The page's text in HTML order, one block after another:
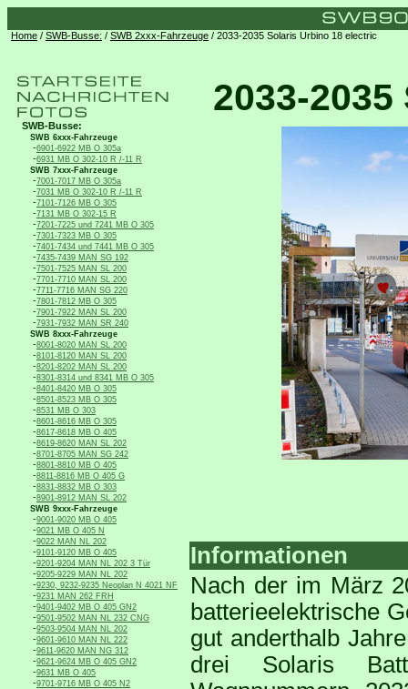
Home / SWB-Busse: / SWB 2xxx-Fahrzeuge / 2033-2035 Solaris Urbino 18 electric
SWB-Busse:
SWB 6xxx-Fahrzeuge
-6901-6922 MB O 305a
-6931 MB O 302-10 R /-11 R
SWB 7xxx-Fahrzeuge
-7001-7017 MB O 305a
-7031 MB O 302-10 R /-11 R
-7101-7126 MB O 305
-7131 MB O 302-15 R
-7201-7225 und 7241 MB O 305
-7301-7323 MB O 305
-7401-7434 und 7441 MB O 305
-7435-7439 MAN SG 192
-7501-7525 MAN SL 200
-7701-7710 MAN SL 200
-7711-7716 MAN SG 220
-7801-7812 MB O 305
-7901-7922 MAN SL 200
-7931-7932 MAN SR 240
SWB 8xxx-Fahrzeuge
-8001-8020 MAN SL 200
-8101-8120 MAN SL 200
-8201-8202 MAN SL 200
-8301-8314 und 8341 MB O 305
-8401-8420 MB O 305
-8501-8523 MB O 305
-8531 MB O 303
-8601-8616 MB O 305
-8617-8618 MB O 405
-8619-8620 MAN SL 202
-8701-8705 MAN SG 242
-8801-8810 MB O 405
-8811-8816 MB O 405 G
-8831-8832 MB O 303
-8901-8912 MAN SL 202
SWB 9xxx-Fahrzeuge
-9001-9020 MB O 405
-9021 MB O 405 N
-9022 MAN NL 202
-9101-9120 MB O 405
-9201-9204 MAN NL 202 3 Tür
-9205-9229 MAN NL 202
-9230, 9232-9235 Neoplan N 4021 NF
-9231 MAN 262 FRH
-9401-9402 MB O 405 GN2
-9501-9502 MAN NL 232 CNG
-9503-9504 MAN NL 202
-9601-9610 MAN NL 222
-9611-9620 MAN NG 312
-9621-9624 MB O 405 GN2
-9631 MB O 405
-9701-9716 MB O 405 N2
2033-
Informationen
Nach der im März
batterieelektrische
gut anderthalb
drei Solaris